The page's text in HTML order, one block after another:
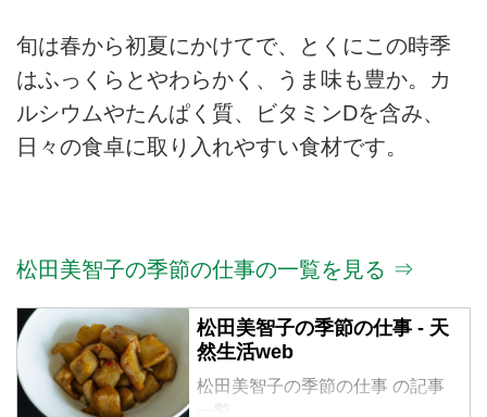
旬は春から初夏にかけてで、とくにこの時季
はふっくらとやわらかく、うま味も豊か。カ
ルシウムやたんぱく質、ビタミンDを含み、
日々の食卓に取り入れやすい食材です。
松田美智子の季節の仕事の一覧を見る ⇒
松田美智子の季節の仕事 - 天
然生活web
松田美智子の季節の仕事 の記事
一覧